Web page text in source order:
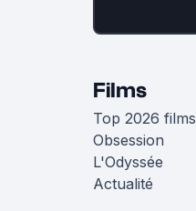
Films
Top 2026 films
Obsession
L'Odyssée
Actualité